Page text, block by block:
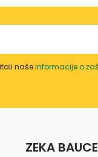
našeinformacije o
ZEKA